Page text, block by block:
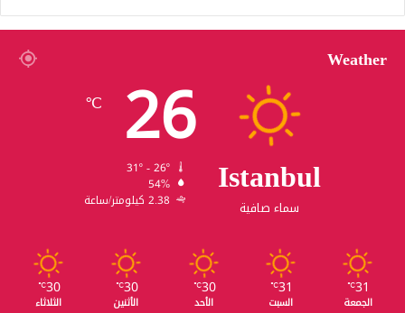
Weather
Istanbul
سماء صافية
26
℃
54%
2.38 كيلومتر/ساعة
31
℃
الجمعة
31
℃
السبت
30
℃
الأحد
30
℃
الأثنين
30
℃
الثلاثاء